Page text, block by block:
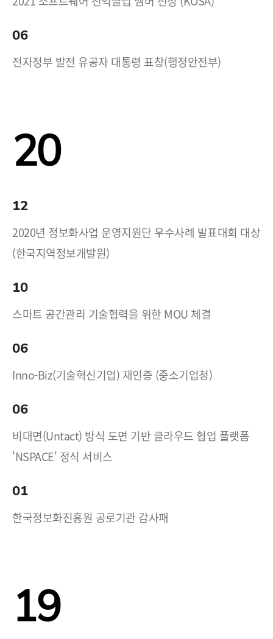
06
전자정부 발전 유공자 대통령 표창(행정안전부)
20
12
2020년 정보화사업 운영지원단 우수사례 발표대회 대상
(한국지역정보개발원)
10
스마트 공간관리 기술협력을 위한 MOU 체결
06
Inno-Biz(기술혁신기업) 재인증 (중소기업청)
06
비대면(Untact) 방식 도면 기반 클라우드 협업 플랫폼
'NSPACE' 정식 서비스
01
한국정보화진흥원 공로기관 감사패
19